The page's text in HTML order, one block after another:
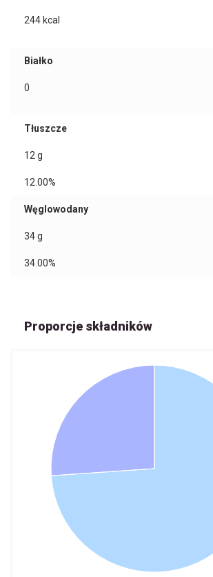
244 kcal
Białko
0
Tłuszcze
12g
12.00%
Węglowodany
34g
34.00%
Proporcje składników